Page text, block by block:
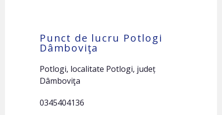
Punct de lucru Potlogi
Dâmboviţa
Potlogi, localitate Potlogi, județ
Dâmboviţa
0345404136